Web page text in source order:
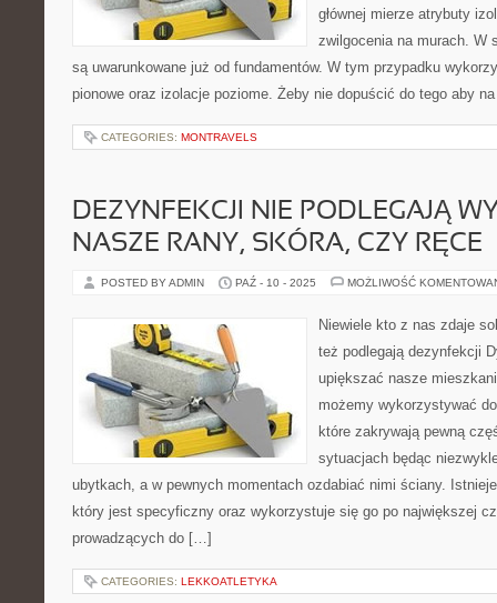
głównej mierze atrybuty
zwilgocenia na murach. W
są uwarunkowane już od fundamentów. W tym przypadku
pionowe oraz izolacje poziome. Żeby nie dopuścić do tego aby
CATEGORIES: MONTRAVELS
DEZYNFEKCJI NIE PODLEGAJĄ
NASZE RANY, SKÓRA, CZY RĘCE
POSTED BY ADMIN PAŹ - 10 - 2025 MOŻLIWOŚĆ
Niewiele kto z nas zdaje
też podlegają dezynfekcji
upiększać nasze
możemy wykorzystywać
które zakrywają pewną
sytuacjach będąc
ubytkach, a w pewnych momentach ozdabiać nimi ściany.
który jest specyficzny oraz wykorzystuje się go po największej
prowadzących do […]
CATEGORIES: LEKKOATLETYKA